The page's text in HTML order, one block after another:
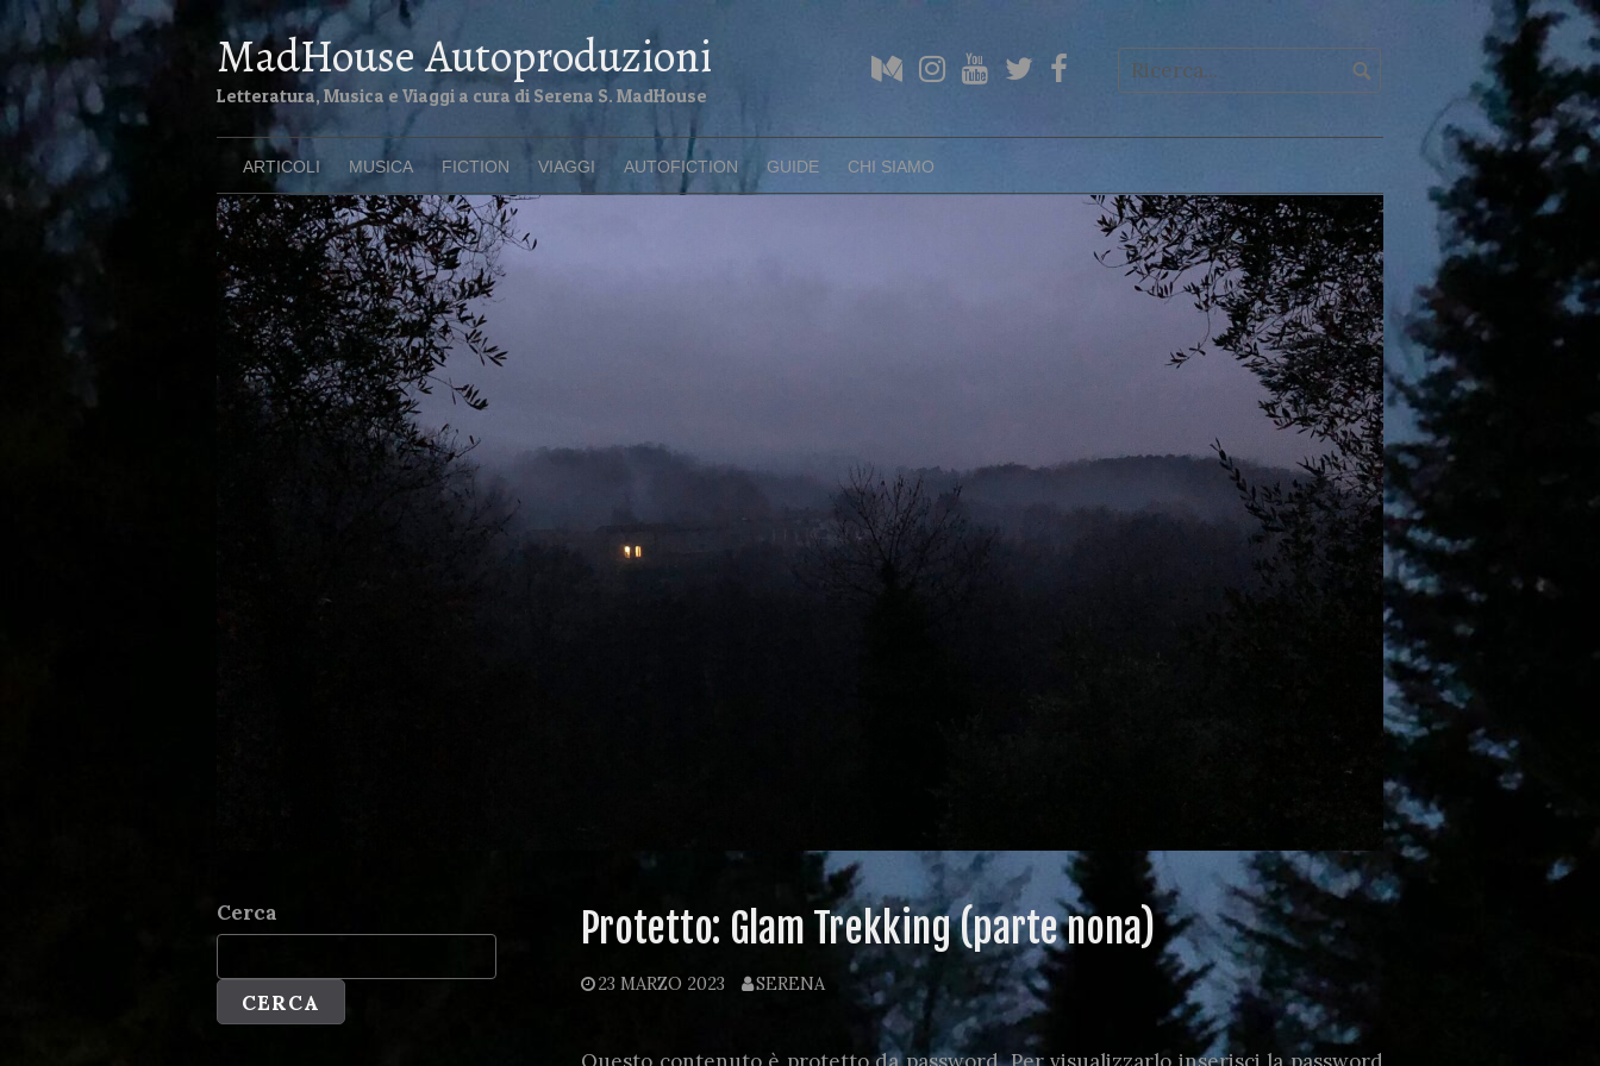
MadHouse Autoproduzioni
Letteratura, Musica e Viaggi a cura di Serena S. MadHouse
ARTICOLI MUSICA FICTION VIAGGI AUTOFICTION GUIDE CHI SIAMO
Protetto: Glam Trekking (parte nona)
23 MARZO 2023 SERENA
Cerca
CERCA